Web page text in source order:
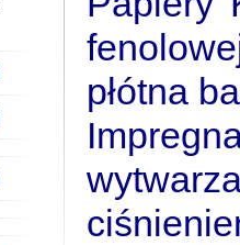
płótna